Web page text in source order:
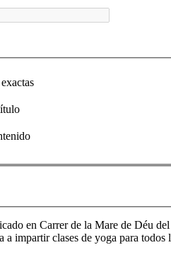
en Carrer de la Mare de Déu del
impartir clases de yoga para todos